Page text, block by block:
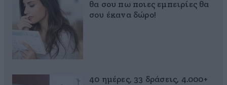
θα σου πω ποιες εμπειρίες θα
σου έκανα δώρο!
40 ημέρες, 33 δράσεις, 4.000+